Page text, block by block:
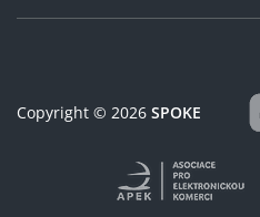
Copyright © 2026 SPOKE